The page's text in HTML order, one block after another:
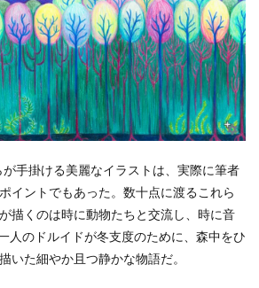
手掛ける美麗なイラストは、実際に筆者
イントでもあった。数十点に渡るこれら
描くのは時に動物たちと交流し、時に音
のドルイドが冬支度のために、森中をひ
いた細やか且つ静かな物語だ。